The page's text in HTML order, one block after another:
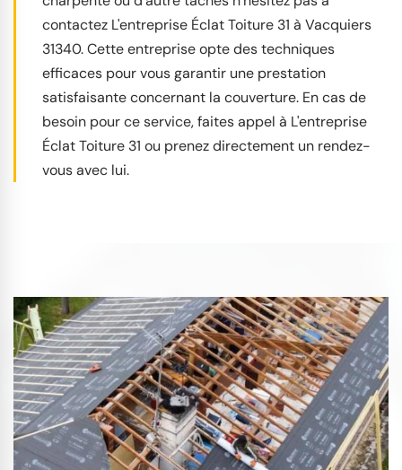
contactez L'entreprise Éclat Toiture 31 à Vacquiers
31340. Cette entreprise opte des techniques
efficaces pour vous garantir une prestation
satisfaisante concernant la couverture. En cas de
besoin pour ce service, faites appel à L'entreprise
Éclat Toiture 31 ou prenez directement un rendez-
vous avec lui.